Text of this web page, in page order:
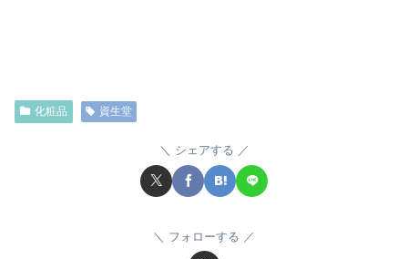
化粧品 資生堂
シェアする
フォローする